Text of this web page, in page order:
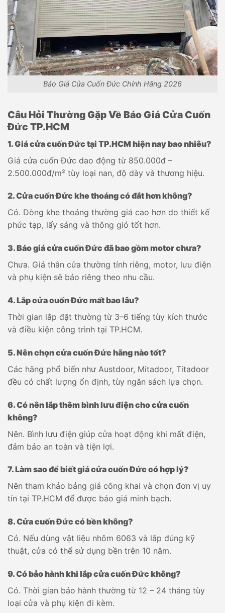
Báo Giá Cửa Cuốn Đức Chính Hãng 2026
Câu Hỏi Thường Gặp Về Báo Giá Cửa Cuốn
Đức TP.HCM
1. Giá cửa cuốn Đức tại TP.HCM hiện nay bao nhiêu?
Giá cửa cuốn Đức dao động từ 850.000đ –
2.500.000đ/m² tùy loại nan, độ dày và thương hiệu.
2. Cửa cuốn Đức khe thoáng có đắt hơn không?
Có. Dòng khe thoáng thường giá cao hơn do thiết kế
phức tạp, lấy sáng và thông gió tốt hơn.
3. Báo giá cửa cuốn Đức đã bao gồm motor chưa?
Chưa. Giá thân cửa thường tính riêng, motor, lưu điện
và phụ kiện sẽ báo riêng theo nhu cầu.
4. Lắp cửa cuốn Đức mất bao lâu?
Thời gian lắp đặt thường từ 3–6 tiếng tùy kích thước
và điều kiện công trình tại TP.HCM.
5. Nên chọn cửa cuốn Đức hãng nào tốt?
Các hãng phổ biến như Austdoor, Mitadoor, Titadoor
đều có chất lượng ổn định, tùy ngân sách lựa chọn.
6. Có nên lắp thêm bình lưu điện cho cửa cuốn
không?
Nên. Bình lưu điện giúp cửa hoạt động khi mất điện,
đảm bảo an toàn và tiện lợi.
7. Làm sao để biết giá cửa cuốn Đức có hợp lý?
Nên tham khảo bảng giá công khai và chọn đơn vị uy
tín tại TP.HCM để được báo giá minh bạch.
8. Cửa cuốn Đức có bền không?
Có. Nếu dùng vật liệu nhôm 6063 và lắp đúng kỹ
thuật, cửa có thể sử dụng bền trên 10 năm.
9. Có bảo hành khi lắp cửa cuốn Đức không?
Có. Thời gian bảo hành thường từ 12 – 24 tháng tùy
loại cửa và phụ kiện đi kèm.